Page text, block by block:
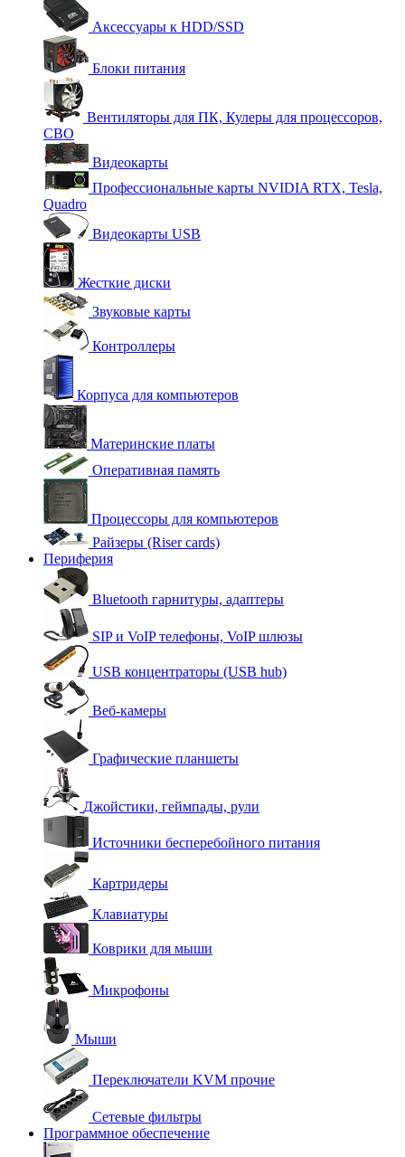
Аксессуары к HDD/SSD
Блоки питания
Вентиляторы для ПК, Кулеры для процессоров,
СВО
Видеокарты
Профессиональные карты NVIDIA RTX, Tesla,
Quadro
Видеокарты USB
Жесткие диски
Звуковые карты
Контроллеры
Корпуса для компьютеров
Материнские платы
Оперативная память
Процессоры для компьютеров
Райзеры (Riser cards)
Периферия
Bluetooth гарнитуры, адаптеры
SIP и VoIP телефоны, VoIP шлюзы
USB концентраторы (USB hub)
Веб-камеры
Графические планшеты
Джойстики, геймпады, рули
Источники бесперебойного питания
Картридеры
Клавиатуры
Коврики для мыши
Микрофоны
Мыши
Переключатели KVM прочие
Сетевые фильтры
Программное обеспечение